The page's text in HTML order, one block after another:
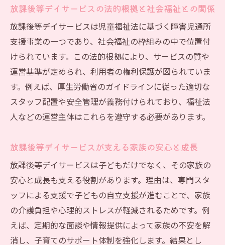
放課後等デイサービス制度の変遷と現状分
析
支援を広げるための放課後等デイサービス
制度理解
法的枠組みで見る放課後等デイサービスの
役割
社会福祉士が担う放課後等デイサービスの実務
社会福祉士による放課後等デイサービス実
放課後等デイサービス現場で求められる専
門的判断
放課後等デイサービス加算取得のポイント
と対策
支援計画に活かす放課後等デイサービスの
知識
放課後等デイサービスの法的根拠と社会福祉との関係
放課後等デイサービスは児童福祉法に基づく障害児通所
支援事業の一つであり、社会福祉の枠組みの中で位置付
けられています。この法的根拠により、サービスの質や
運営基準が定められ、利用者の権利保護が図られていま
す。例えば、厚生労働省のガイドラインに従った適切な
スタッフ配置や安全管理が義務付けられており、福祉法
人などの運営主体はこれらを遵守する必要があります。
放課後等デイサービスが支える家族の安心と成長
放課後等デイサービスは子どもだけでなく、その家族の
安心と成長も支える役割があります。理由は、専門スタ
ッフによる支援で子どもの自立支援が進むことで、家族
の介護負担や心理的ストレスが軽減されるためです。例
えば、定期的な面談や情報提供によって家族の不安を解
消し、子育てのサポート体制を強化します。結果とし